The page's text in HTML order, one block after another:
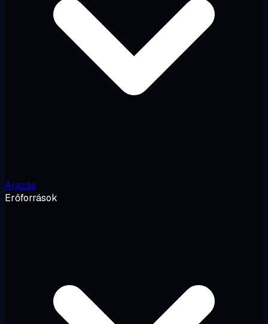
Árazás
Erőforrások